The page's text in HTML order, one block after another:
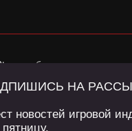
обязательна.
сайта и сервис
конфиденциальностии
НА
новостей игровой